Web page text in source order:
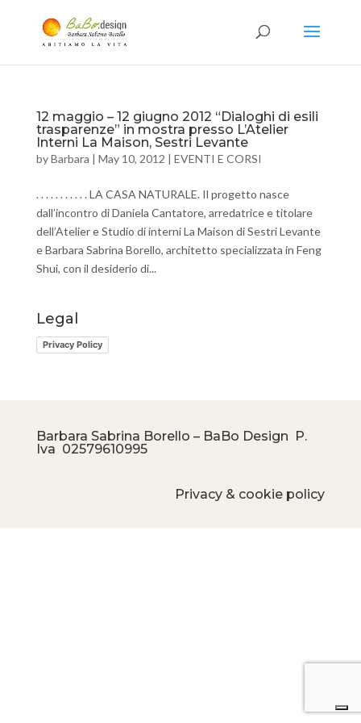
12 maggio – 12 giugno 2012 “Dialoghi di esili
trasparenze” in mostra presso L’Atelier
Interni La Maison, Sestri Levante
byBarbara | May 10, 2012 | EVENTI E CORSI
. . . . . . . . . . . LA CASA NATURALE. Il progetto nasce
dall’incontro di Daniela Cantatore, arredatrice e titolare
dell’Atelier e Studio di interni La Maison di Sestri Levante
e Barbara Sabrina Borello, architetto specializzata in Feng
Shui, con il desiderio di...
Legal
Privacy Policy
Barbara Sabrina Borello – BaBo Design P.
Iva 02579610995
Privacy & cookie policy